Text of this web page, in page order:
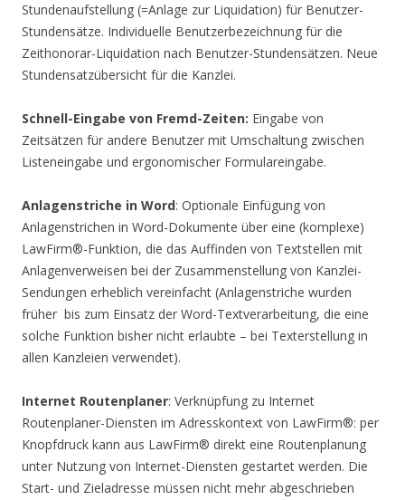
Stundenaufstellung (=Anlage zur Liquidation) für Benutzer-
Stundensätze. Individuelle Benutzerbezeichnung für die
Zeithonorar-Liquidation nach Benutzer-Stundensätzen. Neue
Stundensatzübersicht für die Kanzlei.
Schnell-Eingabe von Fremd-Zeiten: Eingabe von
Zeitsätzen für andere Benutzer mit Umschaltung zwischen
Listeneingabe und ergonomischer Formulareingabe.
Anlagenstriche in Word: Optionale Einfügung von
Anlagenstrichen in Word-Dokumente über eine (komplexe)
LawFirm®-Funktion, die das Auffinden von Textstellen mit
Anlagenverweisen bei der Zusammenstellung von Kanzlei-
Sendungen erheblich vereinfacht (Anlagenstriche wurden
früher  bis zum Einsatz der Word-Textverarbeitung, die eine
solche Funktion bisher nicht erlaubte – bei Texterstellung in
allen Kanzleien verwendet).
Internet Routenplaner: Verknüpfung zu Internet
Routenplaner-Diensten im Adresskontext von LawFirm®: per
Knopfdruck kann aus LawFirm® direkt eine Routenplanung
unter Nutzung von Internet-Diensten gestartet werden. Die
Start- und Zieladresse müssen nicht mehr abgeschrieben